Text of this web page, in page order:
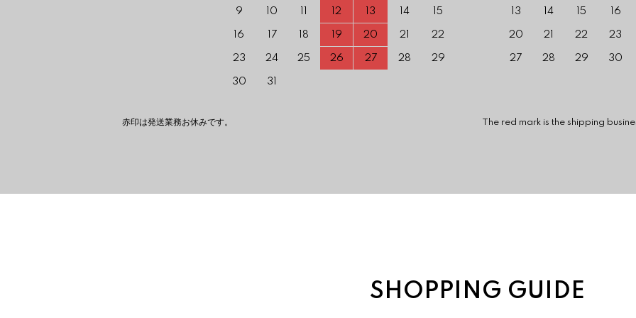
9 10 12 13 14 15
16 17 18 19 20 21 22
23 24 25 26 27 28 29
30 31
13 14 15 16
20 21 22 23
27 28 29 30
赤印は発送業務お休みです。 The red mark is the shipping business is
SHOPPING GUIDE